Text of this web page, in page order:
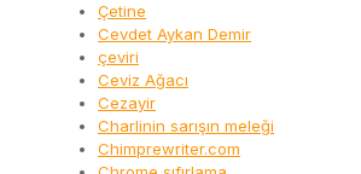
Çetine
Cevdet Aykan Demir
çeviri
Ceviz Ağacı
Cezayir
Charlinin sarışın meleği
Chimprewriter.com